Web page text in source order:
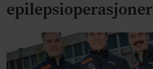
epilepsioperasjoner